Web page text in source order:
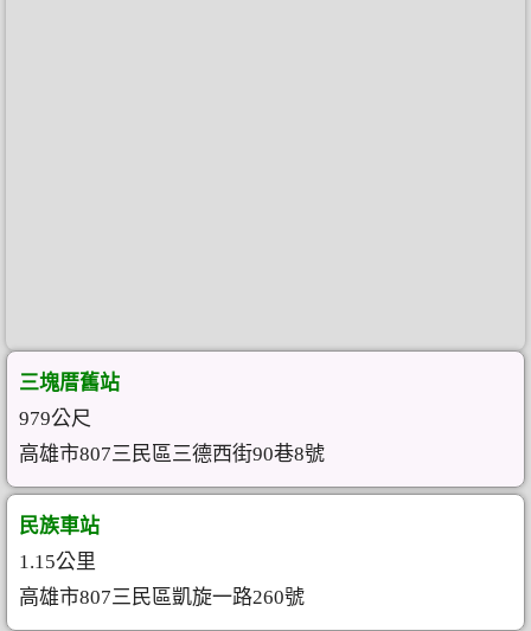
三塊厝舊站
979公尺
高雄市807三民區三德西街90巷8號
民族車站
1.15公里
高雄市807三民區凱旋一路260號